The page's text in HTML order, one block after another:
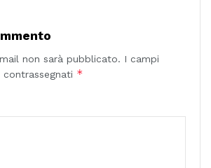
non sarà pubblicato. I campi
*